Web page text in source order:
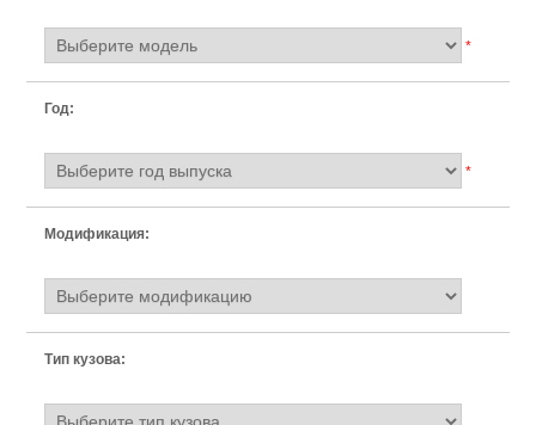
*
Год:
*
Модификация:
Тип кузова: